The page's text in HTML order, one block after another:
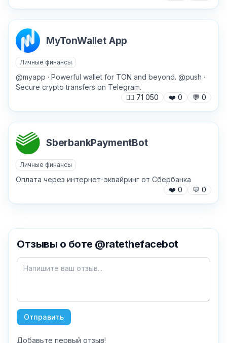
Как добавить бота?
MyTonWallet App
Личные финансы
@myapp · Powerful wallet for TON and beyond. @push ·
Secure crypto transfers on Telegram.
🙍‍♂️ 71 050 ❤️ 0 💬 0
SberbankPaymentBot
Личные финансы
Оплата через интернет-эквайринг от Сбербанка
❤️ 0 💬 0
Отзывы о боте @ratethefacebot
Отправить
Добавьте первый отзыв!